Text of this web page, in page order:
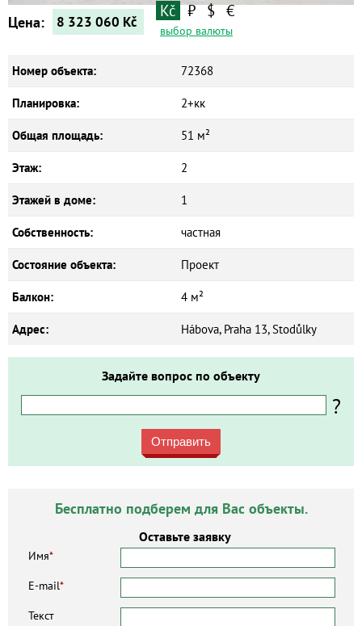
Цена: 8 323 060 Kč
Kč ₽ $ €
выбор валюты
Номер объекта: 72368
Планировка: 2+кк
Общая площадь: 51 м²
Этаж: 2
Этажей в доме: 1
Собственность: частная
Состояние объекта: Проект
Балкон: 4 м²
Адрес: Hábova, Praha 13, Stodůlky
Задайте вопрос по объекту
?
Отправить
Бесплатно подберем для Вас объекты.
Оставьте заявку
Имя*
E-mail*
Текст